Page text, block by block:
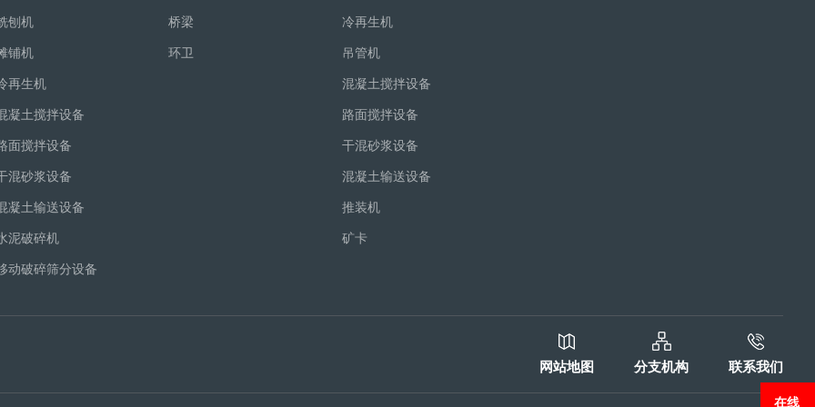
在线
刨机
铺机
再生机
凝土搅拌设备
面搅拌设备
混砂浆设备
凝土输送设备
泥破碎机
动破碎筛分设备
桥梁
环卫
冷再生机
吊管机
混凝土搅拌设备
路面搅拌设备
干混砂浆设备
混凝土输送设备
推装机
矿卡
网站地图 分支机构 联系我们